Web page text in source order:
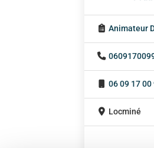
Animateur
06 09 17 00
Locminé